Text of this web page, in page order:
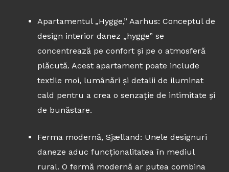
Apartamentul „Hygge,” Aarhus: Conceptul de
design interior danez „hygge” se
concentrează pe confort și pe o atmosferă
plăcută. Acest apartament poate include
textile moi, lumânări și detalii de iluminat
cald pentru a crea o senzație de intimitate și
de bunăstare.
Ferma modernă, Sjælland: Unele designuri
daneze aduc funcționalitatea în mediul
rural. O fermă modernă ar putea combina